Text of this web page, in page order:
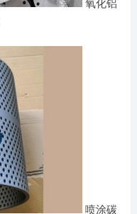
氧化铝
喷涂碳